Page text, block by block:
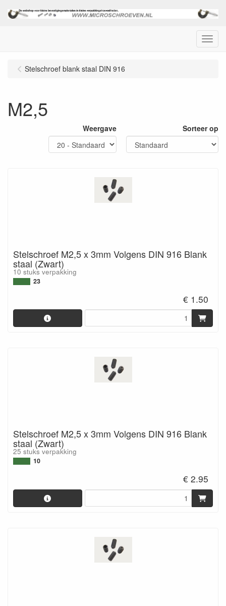
Menu
Stelschroef blank staal DIN 916
M2,5
Weergave Sorteer op
Stelschroef M2,5 x 3mm Volgens DIN 916 Blank
staal (Zwart)
10 stuks verpakking
23
€ 1.50
Stelschroef M2,5 x 3mm Volgens DIN 916 Blank
staal (Zwart)
25 stuks verpakking
10
€ 2.95